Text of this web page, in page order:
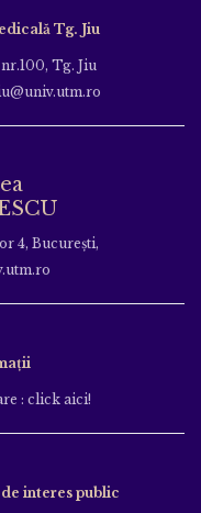
Tg. Jiu
Tg. Jiu
4, București,
: click aici!
interes public